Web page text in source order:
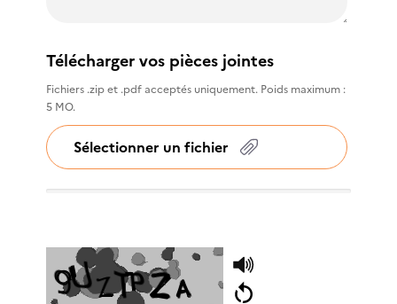
Télécharger vos pièces jointes
Sélectionner un fichier
Fichiers .zip et .pdf acceptés uniquement. Poids maximum :
5 MO.